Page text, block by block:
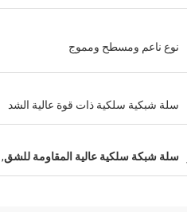
نوع ناعم ومسطح ومموج
سلة شبكية سلكية ذات قوة عالية الشد
سلة شبكة سلكية عالية المقاومة للشق,